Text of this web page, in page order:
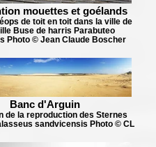
mouettes et goélands
de toit en toit dans la ville de
Buse de harris Parabuteo
Photo © Jean Claude Boscher
Banc d'Arguin
de la reproduction des Sternes
sandvicensis Photo © CL